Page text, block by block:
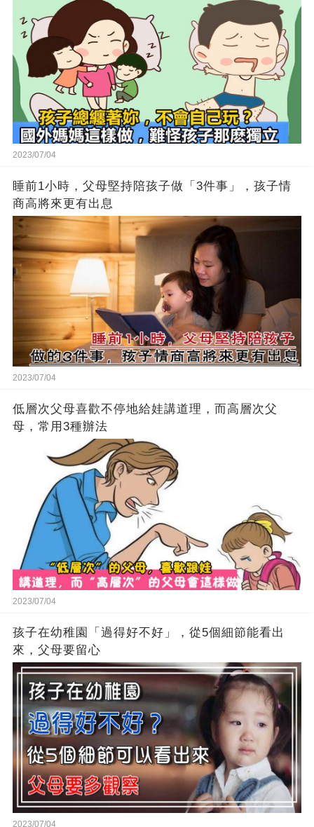
2023/07/04
睡前1小時，父母堅持陪孩子做「3件事」，孩子情
商高將來更有出息
2023/07/04
低層次父母喜歡不停地給娃講道理，而高層次父
母，常用3種辦法
2023/07/04
孩子在幼稚園「過得好不好」，從5個細節能看出
來，父母要留心
2023/07/04